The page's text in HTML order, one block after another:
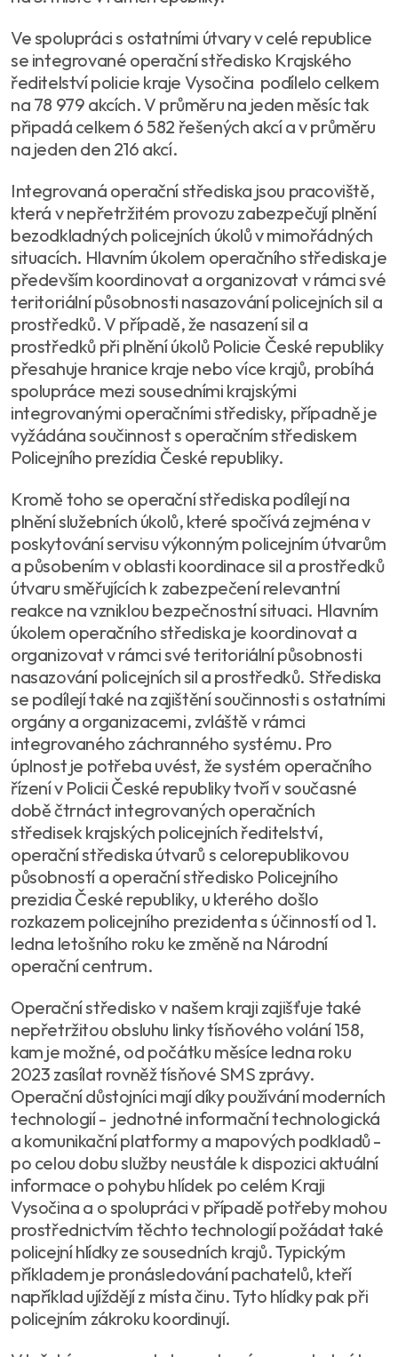
Ve spolupráci s ostatními útvary v celé republice
se integrované operační středisko Krajského
ředitelství policie kraje Vysočina podílelo celkem
na 78 979 akcích. V průměru na jeden měsíc tak
připadá celkem 6 582 řešených akcí a v průměru
na jeden den 216 akcí.
Integrovaná operační střediska jsou pracoviště,
která v nepřetržitém provozu zabezpečují plnění
bezodkladných policejních úkolů v mimořádných
situacích. Hlavním úkolem operačního střediska je
především koordinovat a organizovat v rámci své
teritoriální působnosti nasazování policejních sil a
prostředků. V případě, že nasazení sil a
prostředků při plnění úkolů Policie České republiky
přesahuje hranice kraje nebo více krajů, probíhá
spolupráce mezi sousedními krajskými
integrovanými operačními středisky, případně je
vyžádána součinnost s operačním střediskem
Policejního prezídia České republiky.
Kromě toho se operační střediska podílejí na
plnění služebních úkolů, které spočívá zejména v
poskytování servisu výkonným policejním útvarům
a působením v oblasti koordinace sil a prostředků
útvaru směřujících k zabezpečení relevantní
reakce na vzniklou bezpečnostní situaci. Hlavním
úkolem operačního střediska je koordinovat a
organizovat v rámci své teritoriální působnosti
nasazování policejních sil a prostředků. Střediska
se podílejí také na zajištění součinnosti s ostatními
orgány a organizacemi, zvláště v rámci
integrovaného záchranného systému. Pro
úplnost je potřeba uvést, že systém operačního
řízení v Policii České republiky tvoří v současné
době čtrnáct integrovaných operačních
středisek krajských policejních ředitelství,
operační střediska útvarů s celorepublikovou
působností a operační středisko Policejního
prezidia České republiky, u kterého došlo
rozkazem policejního prezidenta s účinností od 1.
ledna letošního roku ke změně na Národní
operační centrum.
Operační středisko v našem kraji zajišťuje také
nepřetržitou obsluhu linky tísňového volání 158,
kam je možné, od počátku měsíce ledna roku
2023 zasílat rovněž tísňové SMS zprávy.
Operační důstojníci mají díky používání moderních
technologií - jednotné informační technologická
a komunikační platformy a mapových podkladů -
po celou dobu služby neustále k dispozici aktuální
informace o pohybu hlídek po celém Kraji
Vysočina a o spolupráci v případě potřeby mohou
prostřednictvím těchto technologií požádat také
policejní hlídky ze sousedních krajů. Typickým
příkladem je pronásledování pachatelů, kteří
například ujíždějí z místa činu. Tyto hlídky pak při
policejním zákroku koordinují.